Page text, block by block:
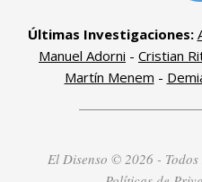
Últimas Investigaciones:
Manuel Adorni - Cristian
Martín Menem -
El Disenso © 2026 -